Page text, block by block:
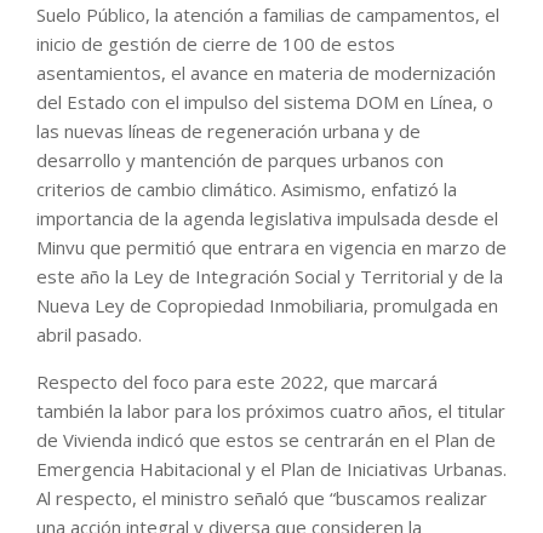
Suelo Público, la atención a familias de campamentos, el
inicio de gestión de cierre de 100 de estos
asentamientos, el avance en materia de modernización
del Estado con el impulso del sistema DOM en Línea, o
las nuevas líneas de regeneración urbana y de
desarrollo y mantención de parques urbanos con
criterios de cambio climático. Asimismo, enfatizó la
importancia de la agenda legislativa impulsada desde el
Minvu que permitió que entrara en vigencia en marzo de
este año la Ley de Integración Social y Territorial y de la
Nueva Ley de Copropiedad Inmobiliaria, promulgada en
abril pasado.
Respecto del foco para este 2022, que marcará
también la labor para los próximos cuatro años, el titular
de Vivienda indicó que estos se centrarán en el Plan de
Emergencia Habitacional y el Plan de Iniciativas Urbanas.
Al respecto, el ministro señaló que “buscamos realizar
una acción integral y diversa que consideren la